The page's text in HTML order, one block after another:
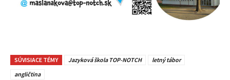
SÚVISIACE TÉMY Jazyková škola TOP-NOTCH
letný tábor
angličtina